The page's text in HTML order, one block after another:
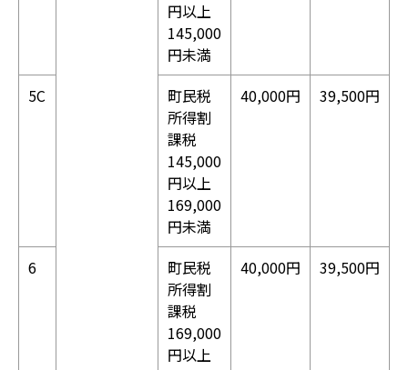
円以上
145,000
円未満
5C
町民税
所得割
課税
145,000
円以上
169,000
円未満
40,000円 39,500円
6
町民税
所得割
課税
169,000
円以上
40,000円 39,500円